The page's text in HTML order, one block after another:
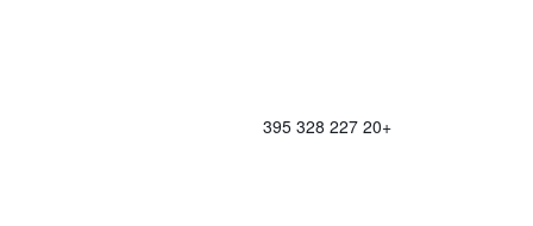
+20 227 328 395